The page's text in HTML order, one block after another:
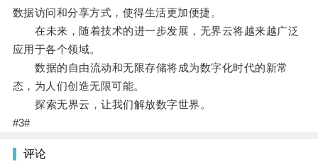
数据访问和分享方式，使得生活更加便捷。
在未来，随着技术的进一步发展，无界云将越来越广泛
应用于各个领域。
数据的自由流动和无限存储将成为数字化时代的新常
态，为人们创造无限可能。
探索无界云，让我们解放数字世界。
#3#
评论